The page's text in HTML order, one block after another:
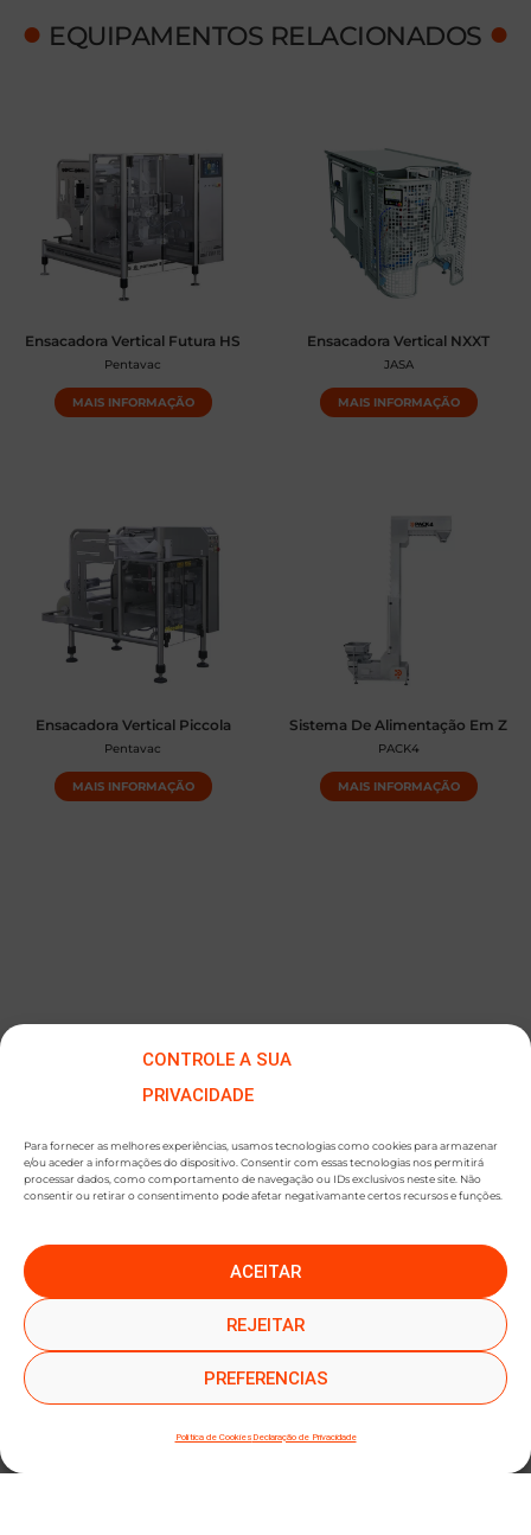
CONTROLE A SUA
PRIVACIDADE
Para fornecer as melhores experiências, usamos tecnologias como cookies para armazenar
e/ou aceder a informações do dispositivo. Consentir com essas tecnologias nos permitirá
processar dados, como comportamento de navegação ou IDs exclusivos neste site. Não
consentir ou retirar o consentimento pode afetar negativamante certos recursos e funções.
ACEITAR
REJEITAR
PREFERENCIAS
Política de Cookies Declaração de Privacidade
● EQUIPAMENTOS RELACIONADOS ●
Ensacadora Vertical Futura HS
Pentavac
MAIS INFORMAÇÃO
Ensacadora Vertical NXXT
JASA
MAIS INFORMAÇÃO
Ensacadora Vertical Piccola
Pentavac
MAIS INFORMAÇÃO
Sistema De Alimentação Em Z
PACK4
MAIS INFORMAÇÃO
●SUBSCREVER NEWSLETTER●